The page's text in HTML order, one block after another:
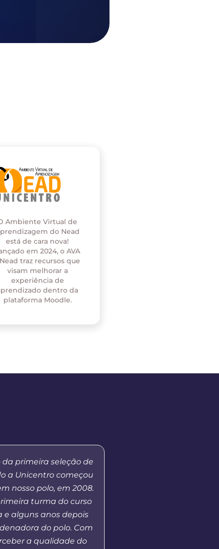
Ambiente Virtual de
do Nead
está de cara nova!
em 2024, o AVA
traz recursos que
visam melhorar a
experiência de
dentro da
plataforma Moodle.
da primeira seleção de
a Unicentro começou
nosso polo, em 2008.
turma do curso
e alguns anos depois
do polo. Com
a qualidade do